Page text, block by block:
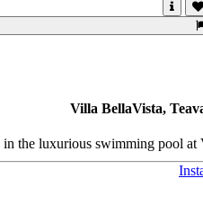
Villa BellaVista,
in the luxurious swimming pool